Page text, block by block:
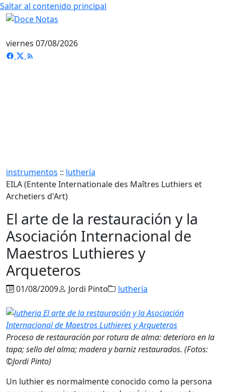
Saltar al contenido principal
viernes 07/08/2026
instrumentos :: luthería
EILA (Entente Internationale des Maîtres Luthiers et
Archetiers d'Art)
El arte de la restauración y la
Asociación Internacional de
Maestros Luthieres y
Arqueteros
01/08/2009 Jordi Pinto luthería
Proceso de restauración por rotura de alma: deterioro en la
tapa; sello del alma; madera y barniz restaurados. (Fotos:
©Jordi Pinto)
Un luthier es normalmente conocido como la persona